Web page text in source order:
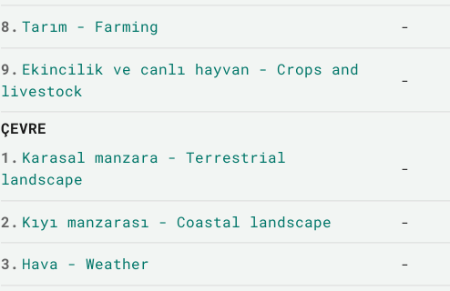
8. Tarım - Farming -
9. Ekincilik ve canlı hayvan - Crops and
livestock
-
ÇEVRE
1. Karasal manzara - Terrestrial
landscape
-
2. Kıyı manzarası - Coastal landscape -
3. Hava - Weather -